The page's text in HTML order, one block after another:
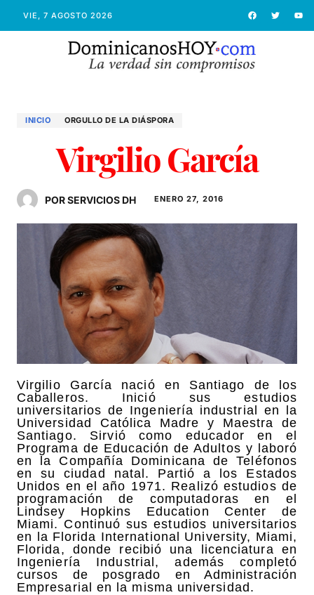
VIE, 7 AGOSTO 2026
INICIO ORGULLO DE LA DIÁSPORA
Virgilio García
POR SERVICIOS DH ENERO 27, 2016
Virgilio García nació en Santiago de los
Caballeros. Inició sus estudios
universitarios de Ingeniería industrial en la
Universidad Católica Madre y Maestra de
Santiago. Sirvió como educador en el
Programa de Educación de Adultos y laboró
en la Compañía Dominicana de Teléfonos
en su ciudad natal. Partió a los Estados
Unidos en el año 1971. Realizó estudios de
programación de computadoras en el
Lindsey Hopkins Education Center de
Miami. Continuó sus estudios universitarios
en la Florida International University, Miami,
Florida, donde recibió una licenciatura en
Ingeniería Industrial, además completó
cursos de posgrado en Administración
Empresarial en la misma universidad.